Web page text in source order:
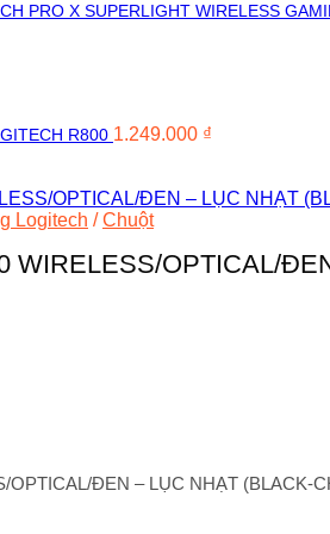
PRO X SUPERLIGHT WIRELESS
R800 1.249.000 ₫
Logitech / Chuột
WIRELESS/OPTICAL/
OPTICAL/ĐEN – LỤC NHẠT (BLACK-